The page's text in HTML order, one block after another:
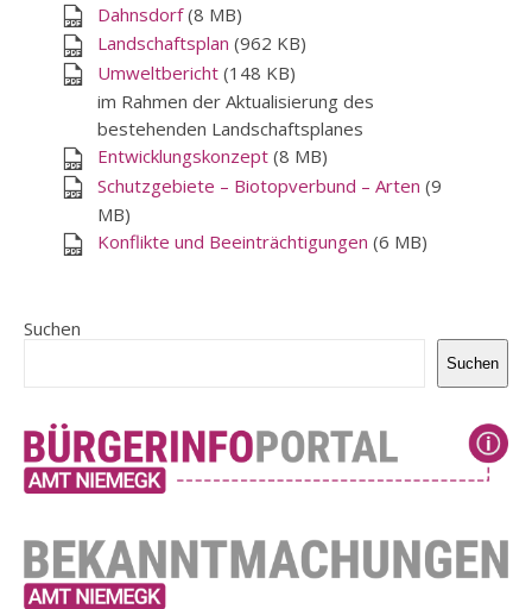
Dahnsdorf(8 MB)
Landschaftsplan (962 KB)
Umweltbericht (148 KB)
im Rahmen der Aktualisierung des
bestehenden Landschaftsplanes
Entwicklungskonzept (8 MB)
Schutzgebiete – Biotopverbund – Arten (9
MB)
Konflikte und Beeinträchtigungen (6 MB)
Suchen
Suchen